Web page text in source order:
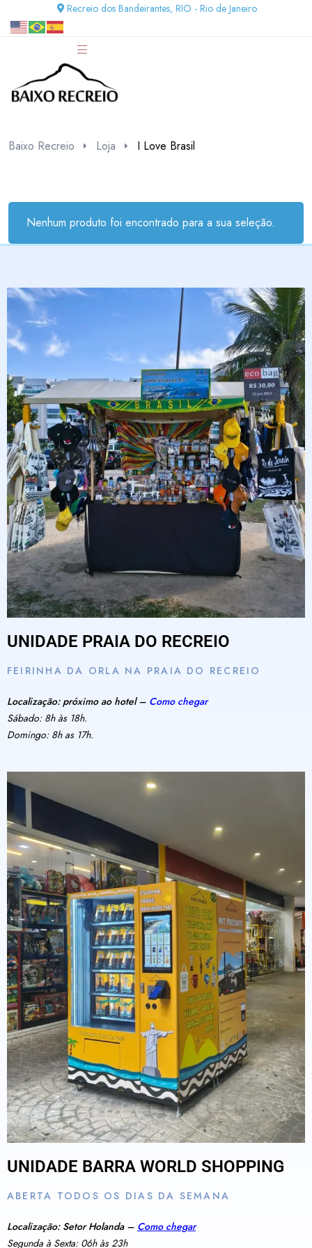
Recreio dos Bandeirantes, RIO - Rio de Janeiro
Baixo Recreio Loja I Love Brasil
Nenhum produto foi encontrado para a sua seleção.
UNIDADE PRAIA DO RECREIO
FEIRINHA DA ORLA NA PRAIA DO RECREIO
Localização: próximo ao hotel – Como chegar
Sábado: 8h às 18h.
Domingo: 8h as 17h.
UNIDADE BARRA WORLD SHOPPING
ABERTA TODOS OS DIAS DA SEMANA
Localização: Setor Holanda – Como chegar
Segunda à Sexta: 06h às 23h